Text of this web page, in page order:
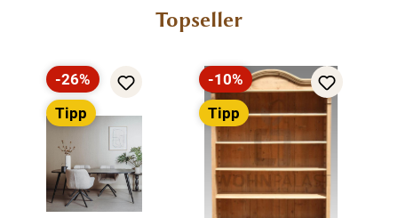
Produktgalerie überspringen
Topseller
Rabatt
-26%
Tipp
Rabatt
-10%
Tipp